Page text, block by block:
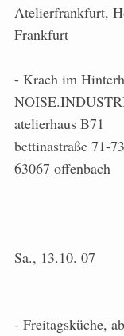
Atelierfrankfurt,
Frankfurt
- Krach im
atelierhaus B71
bettinastraße 71-
63067 offenbach
Sa., 13.10. 07
- Freitagsküche,